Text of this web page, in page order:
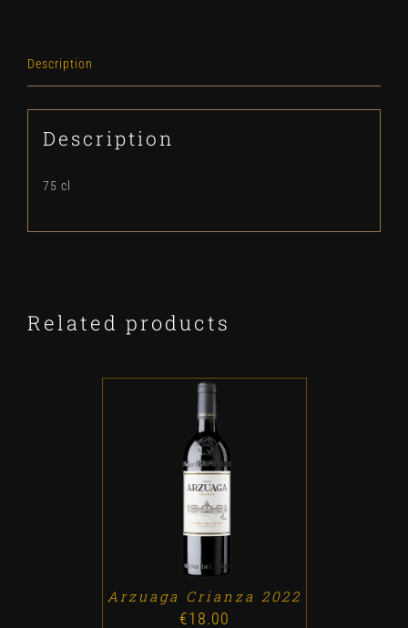
Description
Description
75 cl
Related products
ADD TO CART /
Arzuaga Crianza 2022
€18.00